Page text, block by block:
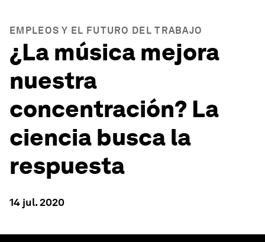
EMPLEOS Y EL FUTURO DEL TRABAJO
¿La música mejora
nuestra
concentración? La
ciencia busca la
respuesta
14 jul. 2020